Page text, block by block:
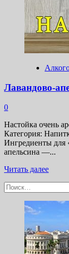
Лавандово-
0
Настойка очень
Категория:
Ингредиенты для
апельсина —...
Читать далее
Найти: